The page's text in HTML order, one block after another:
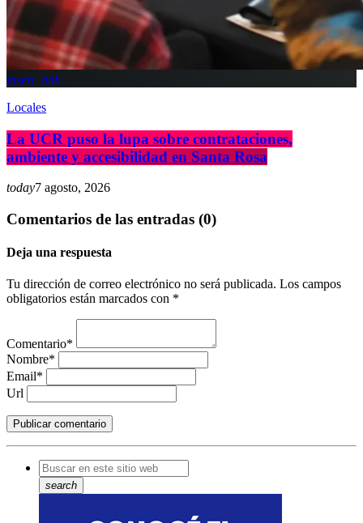
insert_link
Locales
La UCR puso la lupa sobre contrataciones,
ambiente y accesibilidad en Santa Rosa
today7 agosto, 2026
Comentarios de las entradas (0)
Deja una respuesta
Tu dirección de correo electrónico no será publicada. Los campos
obligatorios están marcados con *
Comentario*
Nombre*
Email*
Url
search